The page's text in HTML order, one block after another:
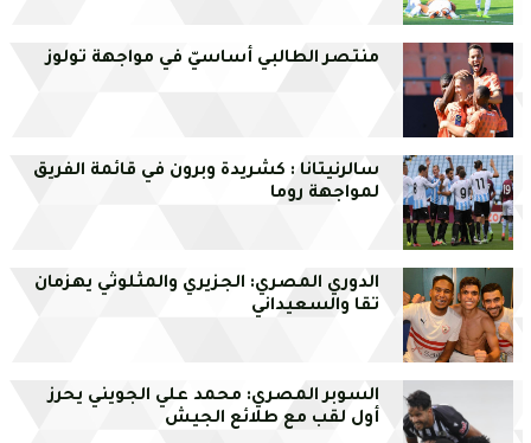
منتصر الطالبي أساسيّ في مواجهة تولوز
سالرنيتانا : كشريدة وبرون في قائمة الفريق
لمواجهة روما
الدوري المصري: الجزيري والمثلوثي يهزمان
تقا والسعيداني
السوبر المصري: محمد علي الجويني يحرز
أول لقب مع طلائع الجيش